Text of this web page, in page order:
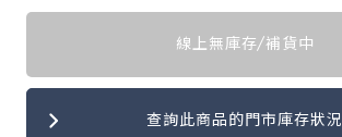
線上無庫存/補貨中
查詢此商品的門市庫存狀況